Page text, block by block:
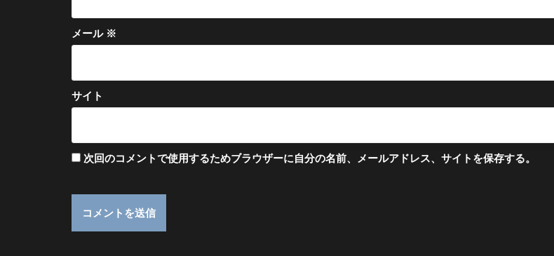
メール ※
サイト
次回のコメントで使用するためブラウザーに自分の名前、メールアドレス、サイトを保存する。